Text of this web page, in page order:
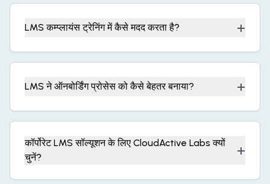
LMS कम्प्लायंस ट्रेनिंग में कैसे मदद करता है? +
LMS ने ऑनबोर्डिंग प्रोसेस को कैसे बेहतर बनाया? +
कॉर्पोरेट LMS सॉल्यूशन के लिए CloudActive Labs क्यों
चुनें?
+